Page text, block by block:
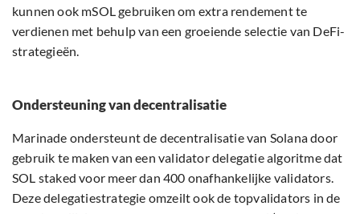
kunnen ook mSOL gebruiken om extra rendement te
verdienen met behulp van een groeiende selectie van DeFi-
strategieën.
Ondersteuning van decentralisatie
Marinade ondersteunt de decentralisatie van Solana door
gebruik te maken van een validator delegatie algoritme dat
SOL staked voor meer dan 400 onafhankelijke validators.
Deze delegatiestrategie omzeilt ook de topvalidators in de